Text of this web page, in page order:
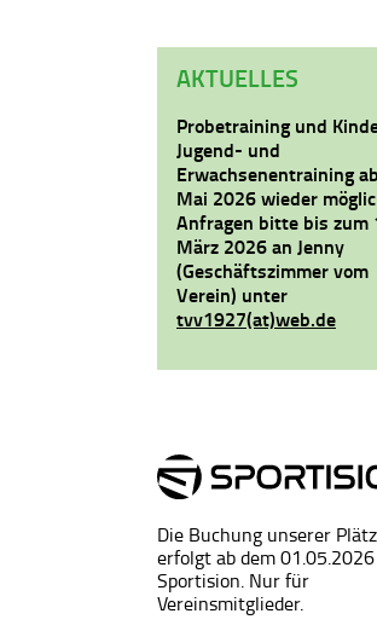
AKTUELLES
Probetraining und
Jugend- und
Erwachsenentraining ab
Mai 2026 wieder
Anfragen bitte bis zum
März 2026 an Jenny
(Geschäftszimmer vom
Verein) unter
tvv1927(at)web.de
Die Buchung unserer
erfolgt ab dem
Sportision. Nur für
Vereinsmitglieder.